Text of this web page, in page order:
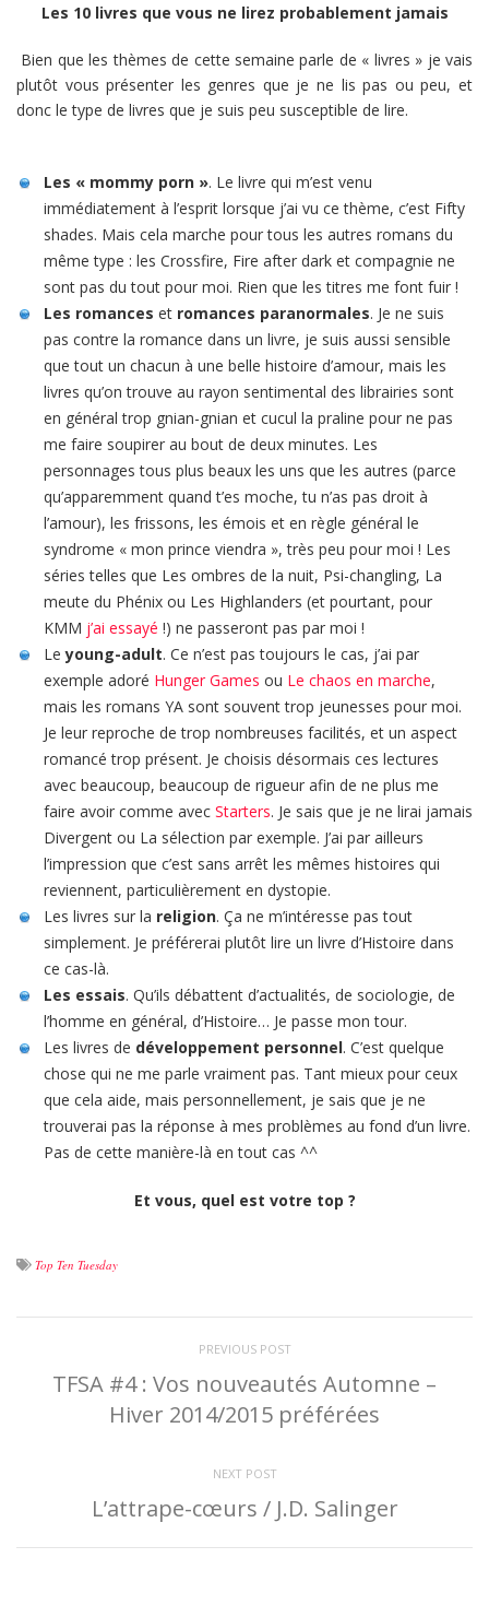
Les 10 livres que vous ne lirez probablement jamais
Bien que les thèmes de cette semaine parle de « livres » je vais
plutôt vous présenter les genres que je ne lis pas ou peu, et
donc le type de livres que je suis peu susceptible de lire.
Les « mommy porn ». Le livre qui m’est venu
immédiatement à l’esprit lorsque j’ai vu ce thème, c’est Fifty
shades. Mais cela marche pour tous les autres romans du
même type : les Crossfire, Fire after dark et compagnie ne
sont pas du tout pour moi. Rien que les titres me font fuir !
Les romances et romances paranormales. Je ne suis
pas contre la romance dans un livre, je suis aussi sensible
que tout un chacun à une belle histoire d’amour, mais les
livres qu’on trouve au rayon sentimental des librairies sont
en général trop gnian-gnian et cucul la praline pour ne pas
me faire soupirer au bout de deux minutes. Les
personnages tous plus beaux les uns que les autres (parce
qu’apparemment quand t’es moche, tu n’as pas droit à
l’amour), les frissons, les émois et en règle général le
syndrome « mon prince viendra », très peu pour moi ! Les
séries telles que Les ombres de la nuit, Psi-changling, La
meute du Phénix ou Les Highlanders (et pourtant, pour
KMM j’ai essayé !) ne passeront pas par moi !
Leyoung-adult. Ce n’est pas toujours le cas, j’ai par
exemple adoré Hunger Games ou Le chaos en marche,
mais les romans YA sont souvent trop jeunesses pour moi.
Je leur reproche de trop nombreuses facilités, et un aspect
romancé trop présent. Je choisis désormais ces lectures
avec beaucoup, beaucoup de rigueur afin de ne plus me
faire avoir comme avec Starters. Je sais que je ne lirai jamais
Divergent ou La sélection par exemple. J’ai par ailleurs
l’impression que c’est sans arrêt les mêmes histoires qui
reviennent, particulièrement en dystopie.
Les livres sur la religion. Ça ne m’intéresse pas tout
simplement. Je préférerai plutôt lire un livre d’Histoire dans
ce cas-là.
Les essais. Qu’ils débattent d’actualités, de sociologie, de
l’homme en général, d’Histoire… Je passe mon tour.
Les livres de développement personnel. C’est quelque
chose qui ne me parle vraiment pas. Tant mieux pour ceux
que cela aide, mais personnellement, je sais que je ne
trouverai pas la réponse à mes problèmes au fond d’un livre.
Pas de cette manière-là en tout cas ^^
Et vous, quel est votre top ?
Top Ten Tuesday
PREVIOUS POST
TFSA #4 : Vos nouveautés Automne –
Hiver 2014/2015 préférées
NEXT POST
L’attrape-cœurs / J.D. Salinger